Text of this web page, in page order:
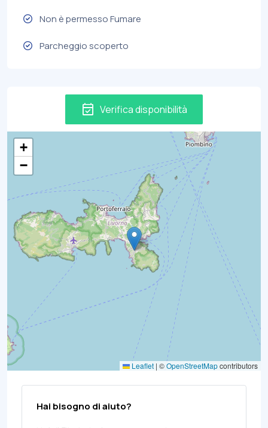
Non è permesso Fumare
Parcheggio scoperto
event_available Verifica disponibilità
+
−
Leaflet | ©OpenStreetMapcontributors
Hai bisogno di aiuto?